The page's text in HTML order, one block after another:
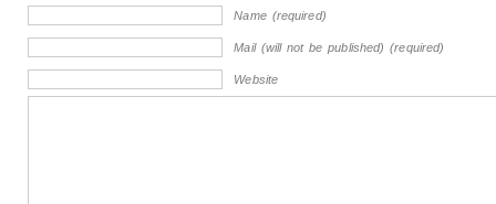
Name (required)
Mail (will not be published) (required)
Website